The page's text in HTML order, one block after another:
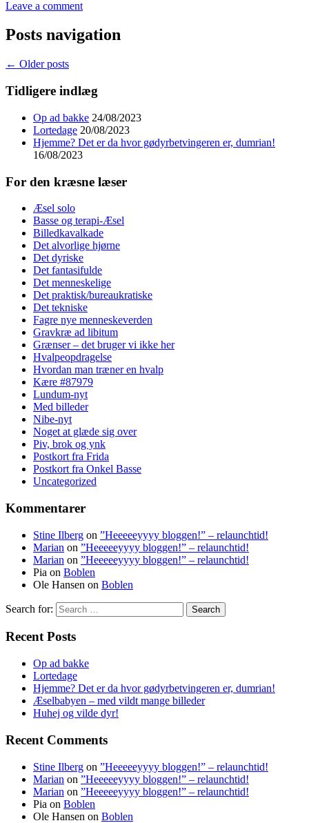
Leave a comment
Posts navigation
← Older posts
Tidligere indlæg
Op ad bakke 24/08/2023
Lortedage 20/08/2023
Hjemme? Det er da hvor gødyrbetvingeren er, dumrian!
16/08/2023
For den kræsne læser
Æsel solo
Basse og terapi-Æsel
Billedkavalkade
Det alvorlige hjørne
Det dyriske
Det fantasifulde
Det menneskelige
Det praktisk/bureaukratiske
Det tekniske
Fagre nye menneskeverden
Gravkræ ad libitum
Grænser – det bruger vi ikke her
Hvalpeopdragelse
Hvordan man træner en hvalp
Kære #87979
Lundum-nyt
Med billeder
Nibe-nyt
Noget at glæde sig over
Piv, brok og ynk
Postkort fra Frida
Postkort fra Onkel Basse
Uncategorized
Kommentarer
Stine Ilberg on ”Heeeeeyyyy bloggen!” – relaunchtid!
Marian on ”Heeeeeyyyy bloggen!” – relaunchtid!
Marian on ”Heeeeeyyyy bloggen!” – relaunchtid!
Pia on Boblen
Ole Hansen on Boblen
Search for:
Recent Posts
Op ad bakke
Lortedage
Hjemme? Det er da hvor gødyrbetvingeren er, dumrian!
Æselbabyen – med vildt mange billeder
Huhej og vilde dyr!
Recent Comments
Stine Ilberg on ”Heeeeeyyyy bloggen!” – relaunchtid!
Marian on ”Heeeeeyyyy bloggen!” – relaunchtid!
Marian on ”Heeeeeyyyy bloggen!” – relaunchtid!
Pia on Boblen
Ole Hansen on Boblen